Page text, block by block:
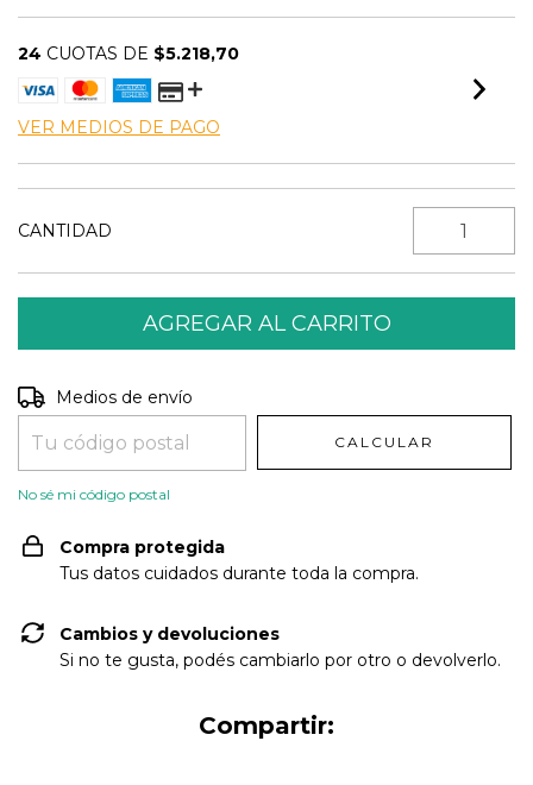
24 CUOTAS DE $5.218,70
VER MEDIOS DE PAGO
CANTIDAD
Entregas para el CP:
Medios de envío
CALCULAR
No sé mi código postal
Compra protegida
Tus datos cuidados durante toda la compra.
Cambios y devoluciones
Si no te gusta, podés cambiarlo por otro o devolverlo.
Compartir: